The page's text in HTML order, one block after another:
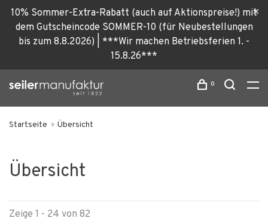
10% Sommer-Extra-Rabatt (auch auf Aktionspreise!) mit
dem Gutscheincode SOMMER-10 (für Neubestellungen
bis zum 8.8.2026) | ***Wir machen Betriebsferien 1. -
15.8.26***
0
Startseite Übersicht
Übersicht
Zeige 1 - 24 von 82